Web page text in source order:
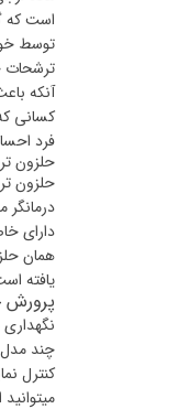
است که
توسط
ترشحات
آنکه
کسانی
فرد
حلزون
دارای
همان
یافته
پرورش
چند مدل
کنترل